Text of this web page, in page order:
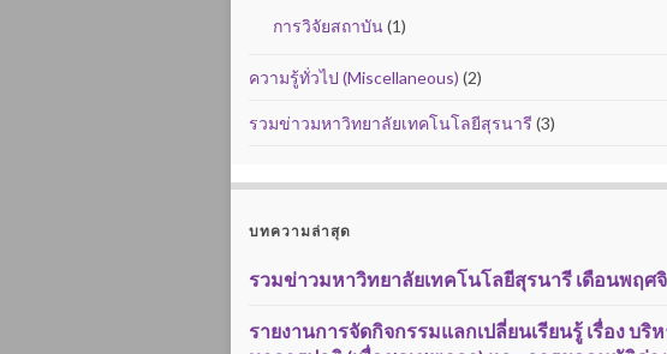
การวิจัยสถาบัน(1)
ความรู้ทั่วไป (Miscellaneous) (2)
รวมข่าวมหาวิทยาลัยเทคโนโลยีสุรนารี (3)
บทความล่าสุด
รวมข่าวมหาวิทยาลัยเทคโนโลยีสุรนารี เดือนพฤศ
รายงานการจัดกิจกรรมแลกเปลี่ยนเรียนรู้ เรื่อง